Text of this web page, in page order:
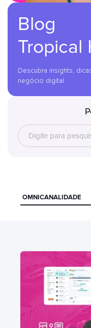
Blog
Tropical
Descubra insights,
negócio digital.